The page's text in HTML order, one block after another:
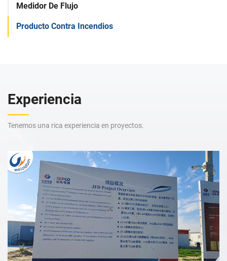
Medidor De Flujo
Producto Contra Incendios
Experiencia
Tenemos una rica experiencia en proyectos.